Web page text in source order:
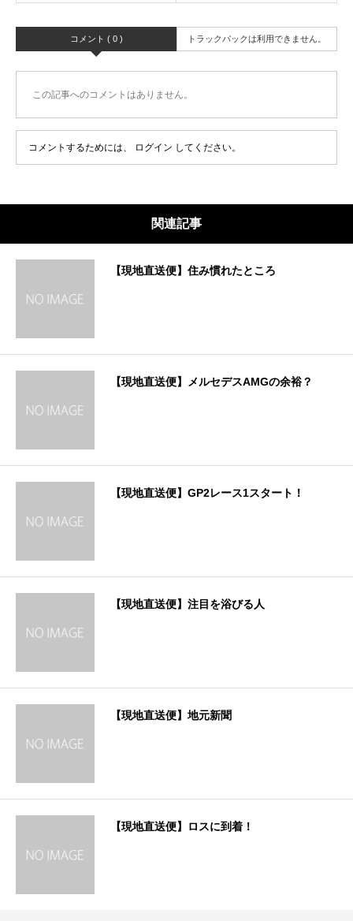
コメント ( 0 ) トラックバックは利用できません。
この記事へのコメントはありません。
コメントするためには、 ログイン してください。
関連記事
【現地直送便】住み慣れたところ
【現地直送便】メルセデスAMGの余裕？
【現地直送便】GP2レース1スタート！
【現地直送便】注目を浴びる人
【現地直送便】地元新聞
【現地直送便】ロスに到着！